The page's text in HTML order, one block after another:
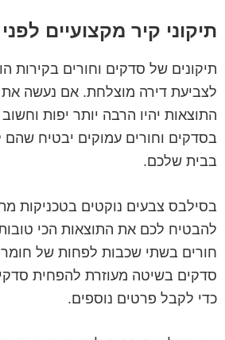
תיקוני קיר מקצועיים
תיקונים של סדקים וחורים בקירות
לצביעת דירה מוצלחת. אם נעשה את
התוצאות יהיו הרבה יותר יפות וחשוב
בסדקים וחורים עמוקים יבטיח שהם
בבית שלכם.
בסילבס צבעים נוקטים בטכניקות
להבטיח לכם את התוצאות הכי
חורים בשתי שכבות לפחות של חומר
סדקים בשיטה מעוזרת להפחית
כדי לקבל פרטים נוספים.